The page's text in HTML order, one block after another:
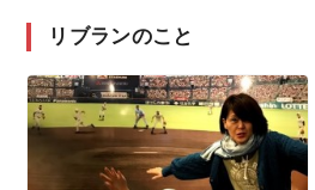
リブランのこと